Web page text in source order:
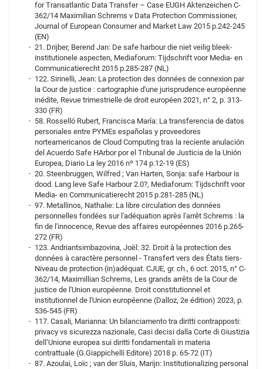
for Transatlantic Data Transfer – Case EUGH Aktenzeichen C-
362/14 Maximilian Schrems v Data Protection Commissioner,
Journal of European Consumer and Market Law 2015 p.242-245
(EN)
21. Drijber, Berend Jan: De safe harbour die niet veilig bleek-
institutionele aspecten, Mediaforum: Tijdschrift voor Media- en
Communicatierecht 2015 p.285-287 (NL)
122. Sirinelli, Jean: La protection des données de connexion par
la Cour de justice : cartographie d'une jurisprudence européenne
inédite, Revue trimestrielle de droit européen 2021, n° 2, p. 313-
330 (FR)
58. Rosselló Rubert, Francisca María: La transferencia de datos
personales entre PYMEs españolas y proveedores
norteamericanos de Cloud Computing tras la reciente anulación
del Acuerdo Safe HArbor por el Tribunal de Justicia de la Unión
Europea, Diario La ley 2016 nº 174 p.12-19 (ES)
20. Steenbruggen, Wilfred ; Van Harten, Sonja: safe Harbour is
dood. Lang leve Safe Harbour 2.0?, Mediaforum: Tijdschrift voor
Media- en Communicatierecht 2015 p.281-285 (NL)
97. Metallinos, Nathalie: La libre circulation des données
personnelles fondées sur l'adéquation après l'arrêt Schrems : la
fin de l'innocence, Revue des affaires européennes 2016 p.265-
272 (FR)
123. Andriantsimbazovina, Joël: 32. Droit à la protection des
données à caractère personnel - Transfert vers des États tiers-
Niveau de protection (in)adéquat. CJUE, gr. ch., 6 oct. 2015, n° C-
362/14, Maximillian Schrems, Les grands arrêts de la Cour de
justice de l'Union européenne. Droit constitutionnel et
institutionnel de l'Union européenne (Dalloz, 2e édition) 2023, p.
536-545 (FR)
117. Casali, Marianna: Un bilanciamento tra diritti contrapposti:
privacy vs sicurezza nazionale, Casi decisi dalla Corte di Giustizia
dell’Unione europea sui diritti fondamentali in materia
contrattuale (G.Giappichelli Editore) 2018 p. 65-72 (IT)
87. Azoulai, Loïc ; van der Sluis, Marijn: Institutionalizing personal